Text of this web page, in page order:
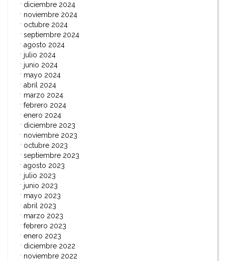
diciembre 2024
noviembre 2024
octubre 2024
septiembre 2024
agosto 2024
julio 2024
junio 2024
mayo 2024
abril 2024
marzo 2024
febrero 2024
enero 2024
diciembre 2023
noviembre 2023
octubre 2023
septiembre 2023
agosto 2023
julio 2023
junio 2023
mayo 2023
abril 2023
marzo 2023
febrero 2023
enero 2023
diciembre 2022
noviembre 2022